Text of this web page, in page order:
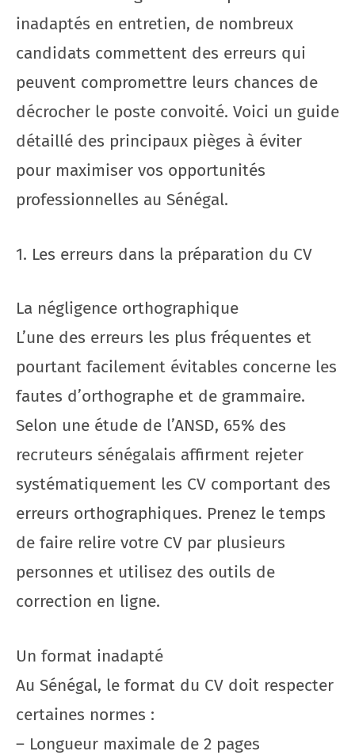
inadaptés en entretien, de nombreux
candidats commettent des erreurs qui
peuvent compromettre leurs chances de
décrocher le poste convoité. Voici un guide
détaillé des principaux pièges à éviter
pour maximiser vos opportunités
professionnelles au Sénégal.
1. Les erreurs dans la préparation du CV
La négligence orthographique
L’une des erreurs les plus fréquentes et
pourtant facilement évitables concerne les
fautes d’orthographe et de grammaire.
Selon une étude de l’ANSD, 65% des
recruteurs sénégalais affirment rejeter
systématiquement les CV comportant des
erreurs orthographiques. Prenez le temps
de faire relire votre CV par plusieurs
personnes et utilisez des outils de
correction en ligne.
Un format inadapté
Au Sénégal, le format du CV doit respecter
certaines normes :
– Longueur maximale de 2 pages